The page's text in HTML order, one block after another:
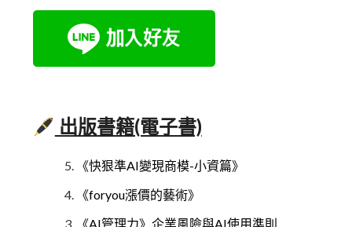
出版書籍(電子書)
《快狠準AI變現商模-小資篇》
《foryou漲價的藝術》
《AI管理力》企業風險與AI使用準則